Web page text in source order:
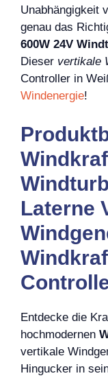
Unabhängigkeit
genau das
600W 24V
Dieser vertikale
Controller in
Windenergie!
Laterne
Entdecke die
hochmodernen
vertikale
Hingucker in